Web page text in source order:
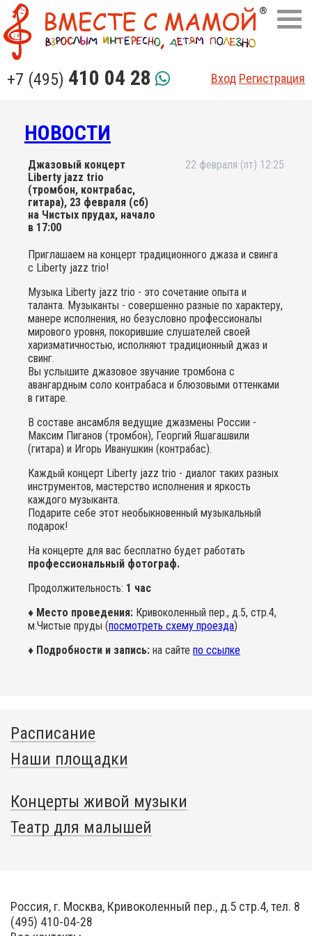
+7 (495) 410 04 28 Вход Регистрация
НОВОСТИ
Джазовый концерт
Liberty jazz trio
(тромбон, контрабас,
гитара), 23 февраля (сб)
на Чистых прудах, начало
в 17:00
22 февраля (пт) 12:25
Приглашаем на концерт традиционного джаза и свинга
с Liberty jazz trio!
Музыка Liberty jazz trio - это сочетание опыта и
таланта. Музыканты - совершенно разные по характеру,
манере исполнения, но безусловно профессионалы
мирового уровня, покорившие слушателей своей
харизматичностью, исполняют традиционный джаз и
свинг.
Вы услышите джазовое звучание тромбона с
авангардным соло контрабаса и блюзовыми оттенками
в гитаре.
В составе ансамбля ведущие джазмены России -
Максим Пиганов (тромбон), Георгий Яшагашвили
(гитара) и Игорь Иванушкин (контрабас).
Каждый концерт Liberty jazz trio - диалог таких разных
инструментов, мастерство исполнения и яркость
каждого музыканта.
Подарите себе этот необыкновенный музыкальный
подарок!
На концерте для вас бесплатно будет работать
профессиональный фотограф.
Продолжительность: 1 час
♦ Место проведения: Кривоколенный пер., д.5, стр.4,
м.Чистые пруды (посмотреть схему проезда)
♦ Подробности и запись: на сайте по ссылке
Расписание
Наши площадки
Концерты живой музыки
Театр для малышей
Россия, г. Москва, Кривоколенный пер., д.5 стр.4, тел. 8
(495) 410-04-28